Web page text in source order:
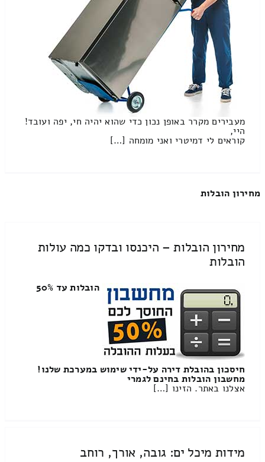
מעבירים מקרר באופן נכון כדי שהוא יהיה חי, יפה ועובד!
היי,
קוראים לי דמיטרי ואני מומחה […]
מחירון הובלות
מחירון הובלות – היכנסו ובדקו כמה עולות
הובלות
הובלות עד 50%
חיסכון בהובלת דירה על-ידי שימוש במערכת שלנו!
מחשבון הובלות בחינם לגמרי
אצלנו באתר. הזינו […]
מידות מיכל ים: גובה, אורך, רוחב